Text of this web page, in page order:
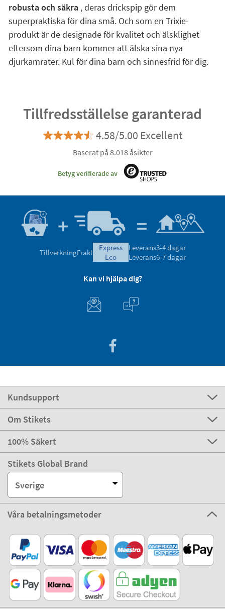
robusta och säkra, deras drickspip gör dem
superpraktiska för dina små. Och som en Trixie-
produkt är de designade för kvalitet och älsklighet
eftersom dina barn kommer att älska sina nya
djurkamrater. Kul för dina barn och sinnesfrid för dig.
Tillfredsställelse garanterad
4.58/5.00 Excellent
Baserat på 8.018 åsikter
Betyg verifierade av
TillverkningFrakt
express
eco
Leverans3-4 dagar
Leverans6-7 dagar
Kan vi hjälpa dig?
Kundsupport
Om Stikets
100% Säkert
Stikets Global Brand
Sverige
Våra betalningsmetoder